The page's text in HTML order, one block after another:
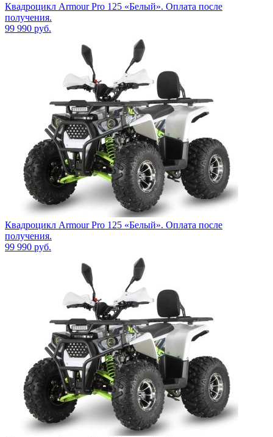
Квадроцикл Armour Pro 125 «Белый». Оплата после
получения.
99 990 руб.
Квадроцикл Armour Pro 125 «Белый». Оплата после
получения.
99 990 руб.